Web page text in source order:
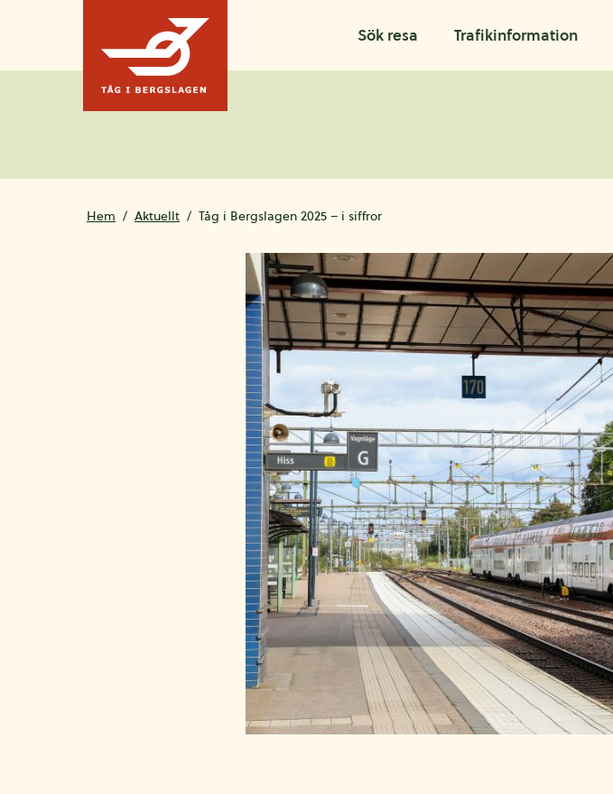
Hoppa till innehållet Sök resa Trafikinformation
Hem Aktuellt Tåg i Bergslagen 2025 – i siffror